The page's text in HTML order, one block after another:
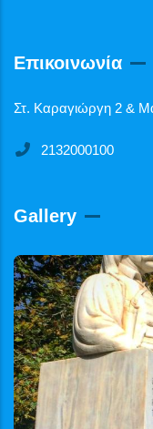
Επικοινωνία
Στ. Καραγιώργη 2 &
2132000100
Gallery